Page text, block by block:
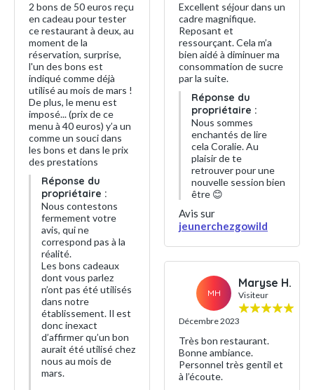
2 bons de 50 euros reçu
en cadeau pour tester
ce restaurant à deux, au
moment de la
réservation, surprise,
l'un des bons est
indiqué comme déjà
utilisé au mois de mars !
De plus, le menu est
imposé... (prix de ce
menu à 40 euros) y’a un
comme un souci dans
les bons et dans le prix
des prestations
Réponse du
propriétaire :
Nous contestons
fermement votre
avis, qui ne
correspond pas à la
réalité.
Les bons cadeaux
dont vous parlez
n’ont pas été utilisés
dans notre
établissement. Il est
donc inexact
d’affirmer qu’un bon
aurait été utilisé chez
nous au mois de
mars.
Excellent séjour dans un
cadre magnifique.
Reposant et
ressourçant. Cela m’a
bien aidé à diminuer ma
consommation de sucre
par la suite.
Réponse du
propriétaire :
Nous sommes
enchantés de lire
cela Coralie. Au
plaisir de te
retrouver pour une
nouvelle session bien
être 😊
Avis sur
jeunerchezgowild
MH
Maryse H.
Visiteur
Décembre 2023
Très bon restaurant.
Bonne ambiance.
Personnel très gentil et
à l’écoute.